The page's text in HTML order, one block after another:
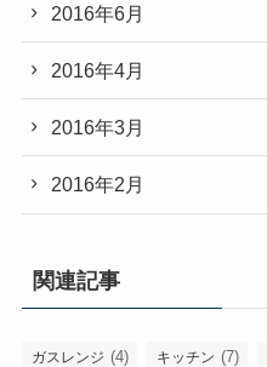
2016年6月
2016年4月
2016年3月
2016年2月
関連記事
ガスレンジ (4) キッチン (7)